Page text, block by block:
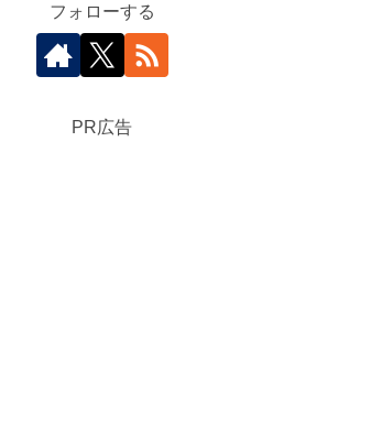
フォローする
PR広告